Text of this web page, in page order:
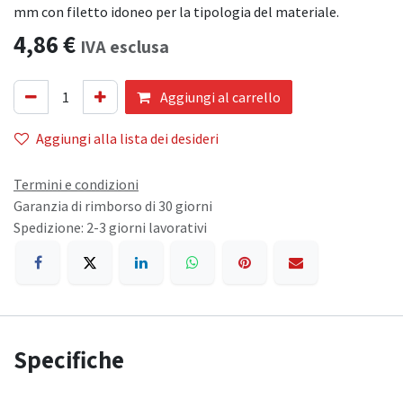
mm con filetto idoneo per la tipologia del materiale.
4,86€ IVA esclusa
Aggiungi al carrello
Aggiungi alla lista dei desideri
Termini e condizioni
Garanzia di rimborso di 30 giorni
Spedizione: 2-3 giorni lavorativi
Specifiche